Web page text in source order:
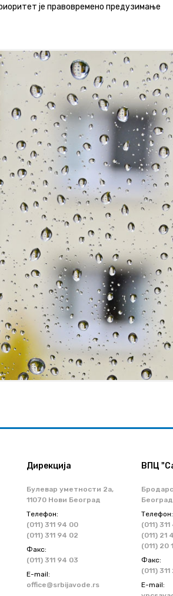
је правовремено предузимање
Дирекција
Булевар уметности 2a,
11070 Нови Београд
Телефон:
(011) 311 94 00
(011) 311 94 02
Факс:
(011) 311 94 03
Е-mail:
office@srbijavode.rs
ВПЦ
Београд
Телефон:
(011)
(011) 21
(011) 20
Факс:
(011)
Е-mail: